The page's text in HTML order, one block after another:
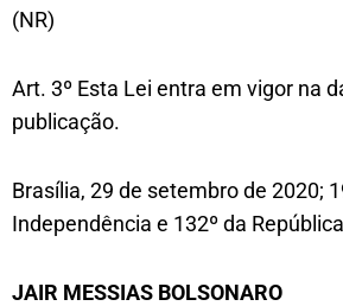
(NR)
Art. 3º Esta Lei entra em vigor na
publicação.
Brasília, 29 de setembro de 2020;
Independência e 132º da
JAIR MESSIAS BOLSONARO